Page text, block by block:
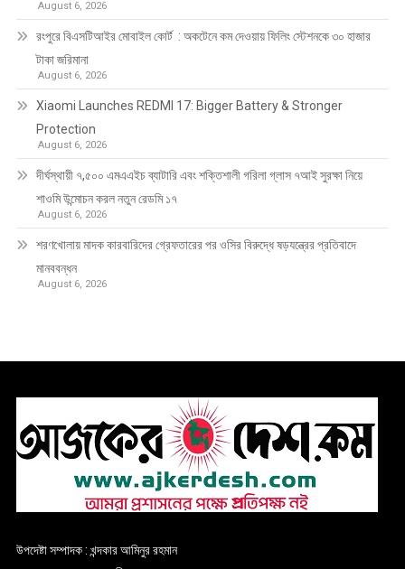
August 6, 2026
রংপুরে বিএসটিআইর মোবাইল কোর্ট : অকটেনে কম দেওয়ায় ফিলিং স্টেশনকে ৩০ হাজার
টাকা জরিমানা
August 6, 2026
Xiaomi Launches REDMI 17: Bigger Battery & Stronger
Protection
August 6, 2026
দীর্ঘস্থায়ী ৭,৫০০ এমএএইচ ব্যাটারি এবং শক্তিশালী গরিলা গ্লাস ৭আই সুরক্ষা নিয়ে
শাওমি উন্মোচন করল নতুন রেডমি ১৭
August 6, 2026
শরণখোলায় মাদক কারবারিদের গ্রেফতারের পর ওসির বিরুদ্ধে ষড়যন্ত্রের প্রতিবাদে
মানববন্ধন
August 6, 2026
উপদেষ্টা সম্পাদক : খন্দকার আমিনুর রহমান